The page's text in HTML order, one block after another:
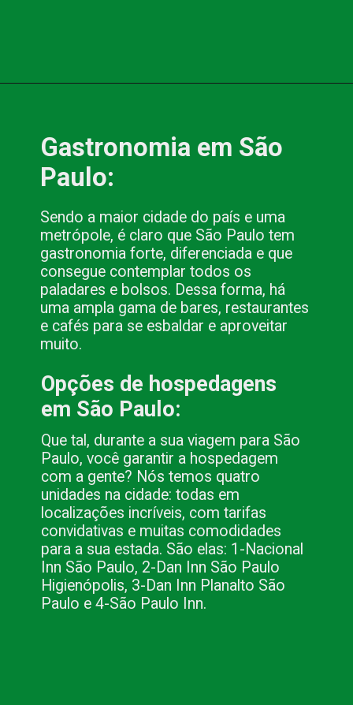
Gastronomia em São
Paulo:
Sendo a maior cidade do país e uma
metrópole, é claro que São Paulo tem
gastronomia forte, diferenciada e que
consegue contemplar todos os
paladares e bolsos. Dessa forma, há
uma ampla gama de bares, restaurantes
e cafés para se esbaldar e aproveitar
muito.
Opções de hospedagens
em São Paulo:
Que tal, durante a sua viagem para São
Paulo, você garantir a hospedagem
com a gente? Nós temos quatro
unidades na cidade: todas em
localizações incríveis, com tarifas
convidativas e muitas comodidades
para a sua estada. São elas: 1-Nacional
Inn São Paulo, 2-Dan Inn São Paulo
Higienópolis, 3-Dan Inn Planalto São
Paulo e 4-São Paulo Inn.